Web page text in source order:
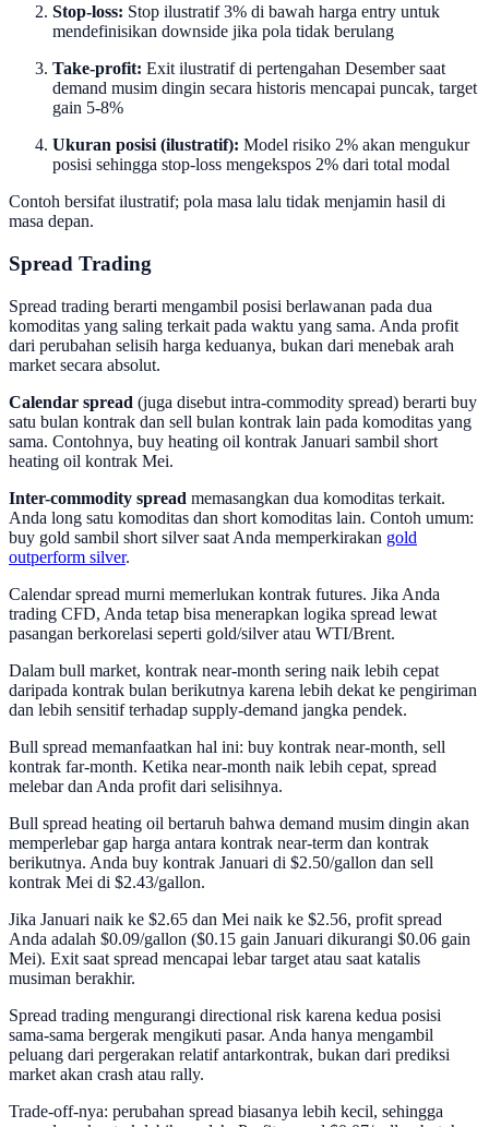
Stop-loss: Stop ilustratif 3% di bawah harga entry untuk
mendefinisikan downside jika pola tidak berulang
Take-profit: Exit ilustratif di pertengahan Desember saat
demand musim dingin secara historis mencapai puncak, target
gain 5-8%
Ukuran posisi (ilustratif): Model risiko 2% akan mengukur
posisi sehingga stop-loss mengekspos 2% dari total modal
Contoh bersifat ilustratif; pola masa lalu tidak menjamin hasil di
masa depan.
Spread Trading
Spread trading berarti mengambil posisi berlawanan pada dua
komoditas yang saling terkait pada waktu yang sama. Anda profit
dari perubahan selisih harga keduanya, bukan dari menebak arah
market secara absolut.
Calendar spread (juga disebut intra-commodity spread) berarti buy
satu bulan kontrak dan sell bulan kontrak lain pada komoditas yang
sama. Contohnya, buy heating oil kontrak Januari sambil short
heating oil kontrak Mei.
Inter-commodity spread memasangkan dua komoditas terkait.
Anda long satu komoditas dan short komoditas lain. Contoh umum:
buy gold sambil short silver saat Anda memperkirakan gold
outperform silver.
Calendar spread murni memerlukan kontrak futures. Jika Anda
trading CFD, Anda tetap bisa menerapkan logika spread lewat
pasangan berkorelasi seperti gold/silver atau WTI/Brent.
Dalam bull market, kontrak near-month sering naik lebih cepat
daripada kontrak bulan berikutnya karena lebih dekat ke pengiriman
dan lebih sensitif terhadap supply-demand jangka pendek.
Bull spread memanfaatkan hal ini: buy kontrak near-month, sell
kontrak far-month. Ketika near-month naik lebih cepat, spread
melebar dan Anda profit dari selisihnya.
Bull spread heating oil bertaruh bahwa demand musim dingin akan
memperlebar gap harga antara kontrak near-term dan kontrak
berikutnya. Anda buy kontrak Januari di $2.50/gallon dan sell
kontrak Mei di $2.43/gallon.
Jika Januari naik ke $2.65 dan Mei naik ke $2.56, profit spread
Anda adalah $0.09/gallon ($0.15 gain Januari dikurangi $0.06 gain
Mei). Exit saat spread mencapai lebar target atau saat katalis
musiman berakhir.
Spread trading mengurangi directional risk karena kedua posisi
sama-sama bergerak mengikuti pasar. Anda hanya mengambil
peluang dari pergerakan relatif antarkontrak, bukan dari prediksi
market akan crash atau rally.
Trade-off-nya: perubahan spread biasanya lebih kecil, sehingga